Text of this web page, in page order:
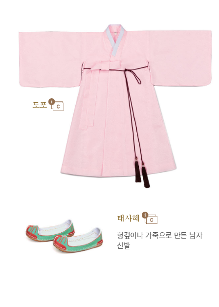
도포
태사혜
헝겊이나 가죽으로 만든 남자
신발